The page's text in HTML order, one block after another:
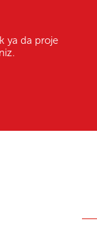
ya da proje